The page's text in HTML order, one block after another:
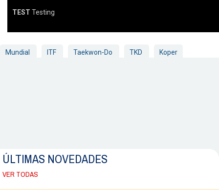
TEST Testing
Mundial ITF Taekwon-Do TKD Koper
ÚLTIMAS NOVEDADES
VER TODAS